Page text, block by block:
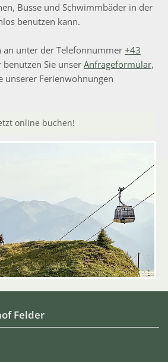
Busse und Schwimmbäder in der
benutzen kann.
an unter der Telefonnummer +43
benutzen Sie unser Anfrageformular,
unserer Ferienwohnungen
online buchen!
Felder